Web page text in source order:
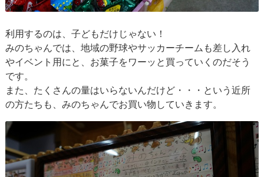
利用するのは、子どもだけじゃない！
みのちゃんでは、地域の野球やサッカーチームも差し入れ
やイベント用にと、お菓子をワーッと買っていくのだそう
です。
また、たくさんの量はいらないんだけど・・・という近所
の方たちも、みのちゃんでお買い物していきます。